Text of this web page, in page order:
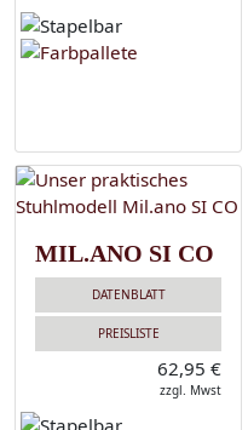
MIL.ANO SI CO
DATENBLATT
PREISLISTE
62,95 €
zzgl. Mwst